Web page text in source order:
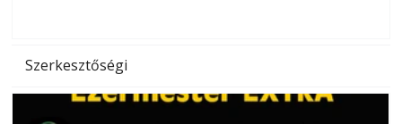
Szerkesztőségi